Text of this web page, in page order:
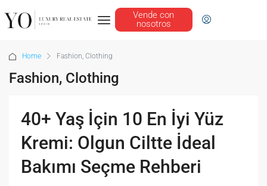
Vende con
nosotros
Home Fashion, Clothing
Fashion, Clothing
40+ Yaş İçin 10 En İyi Yüz
Kremi: Olgun Ciltte İdeal
Bakımı Seçme Rehberi